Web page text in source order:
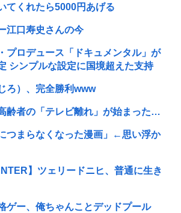
てくれたら5000円あげる
江口寿史さんの今
プロデュース「ドキュメンタル」が
シンプルな設定に国境超えた支持
ろ）、完全勝利www
齢者の「テレビ離れ」が始まった…
つまらなくなった漫画」←思い浮か
】ツェリードニヒ、普通に生き
ゲー、俺ちゃんことデッドプール